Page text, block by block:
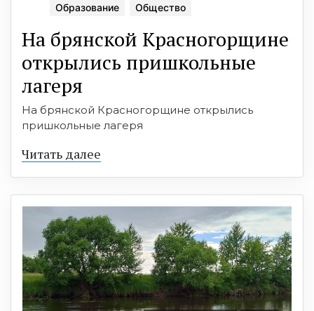
Образование Общество
На брянской Красногорщине
открылись пришкольные
лагеря
На брянской Красногорщине открылись
пришкольные лагеря
Читать далее